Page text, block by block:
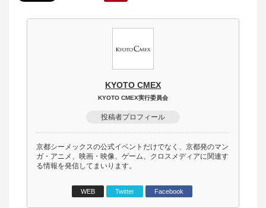
KYOTO CMEX
KYOTO CMEX実行委員会
投稿者プロフィール
京都シーメックスの公式イベントだけでなく、京都発のマン
ガ・アニメ、映画・映像、ゲーム、クロスメディアに関連す
る情報を発信してまいります。
WEB Twitter Facebook